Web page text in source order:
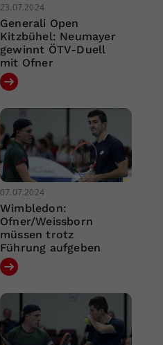
23.07.2024
Generali Open
Kitzbühel: Neumayer
gewinnt ÖTV-Duell
mit Ofner
07.07.2024
Wimbledon:
Ofner/Weissborn
müssen trotz
Führung aufgeben